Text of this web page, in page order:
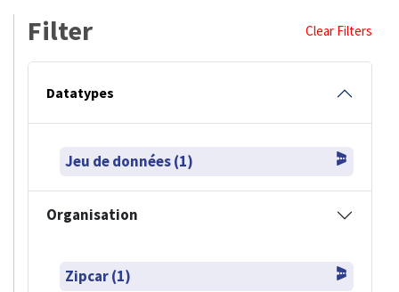
Filter Clear Filters
Datatypes
Jeu de données (1)
Organisation
Zipcar (1)